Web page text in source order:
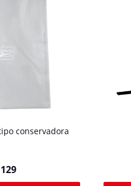
conservadora
129